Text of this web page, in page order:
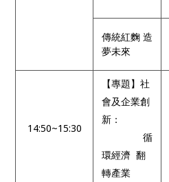
傳統紅麴 造
夢未來
14:50~15:30
【專題】社
會及企業創
新：
循
環經濟 翻
轉產業